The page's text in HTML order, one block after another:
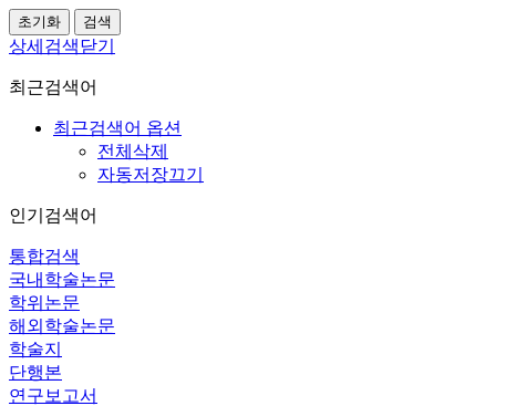
상세검색닫기
최근검색어
최근검색어 옵션
전체삭제
자동저장끄기
인기검색어
통합검색
국내학술논문
학위논문
해외학술논문
학술지
단행본
연구보고서